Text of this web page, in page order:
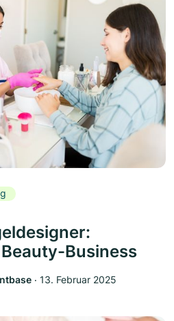
Business
‧ 13. Februar 2025